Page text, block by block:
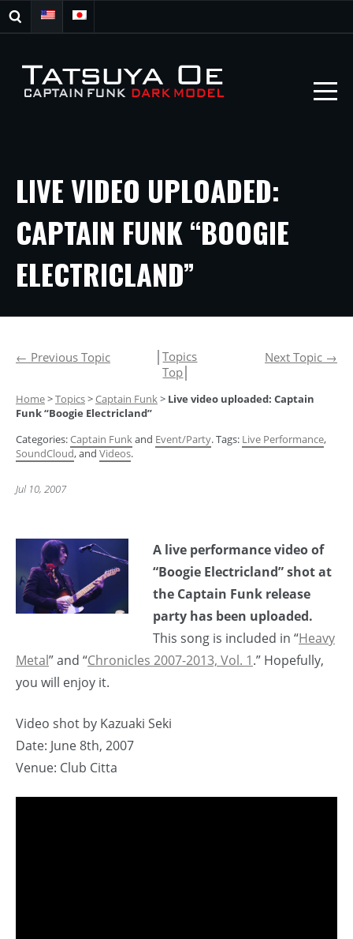
LIVE VIDEO UPLOADED:
CAPTAIN FUNK “BOOGIE
ELECTRICLAND”
← Previous Topic │Topics
Top
Next Topic →
Home>Topics>Captain Funk> Live video uploaded: Captain
Funk “Boogie Electricland”
Categories:Captain Funkand Event/Party. Tags: Live Performance,
SoundCloud, and Videos.
Jul 10, 2007
A live performance video of
“Boogie Electricland” shot at
the Captain Funk release
party has been uploaded.
This song is included in “Heavy
Metal” and “Chronicles 2007-2013, Vol. 1.” Hopefully,
you will enjoy it.
Video shot by Kazuaki Seki
Date: June 8th, 2007
Venue: Club Citta